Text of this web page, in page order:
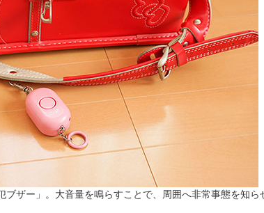
よくある質問・お問合せ
ご利用規約
ブザー」。大音量を鳴らすことで、周囲へ非常事態を知